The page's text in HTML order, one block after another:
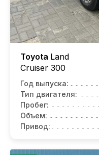
Toyota Land
Cruiser 300
Год выпуска:
Тип двигателя:
Пробег:
Объем:
Привод: